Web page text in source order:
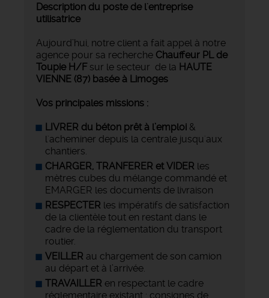
Description du poste de l'entreprise
utilisatrice
Aujourd’hui, notre client a fait appel à notre
agence pour sa recherche Chauffeur PL de
Toupie H/F sur le secteur de la HAUTE
VIENNE (87) basée à Limoges
Vos principales missions :
LIVRER du béton prêt à l’emploi &
l'acheminer depuis la centrale jusqu'aux
chantiers.
CHARGER, TRANFERER et VIDER les
mètres cubes du mélange commandé et
EMARGER les documents de livraison
RESPECTER les impératifs de satisfaction
de la clientèle tout en restant dans le
cadre de la réglementation du transport
routier.
VEILLER au chargement de son camion
au départ et à l’arrivée.
TRAVAILLER en respectant le cadre
réglementaire existant : consignes de